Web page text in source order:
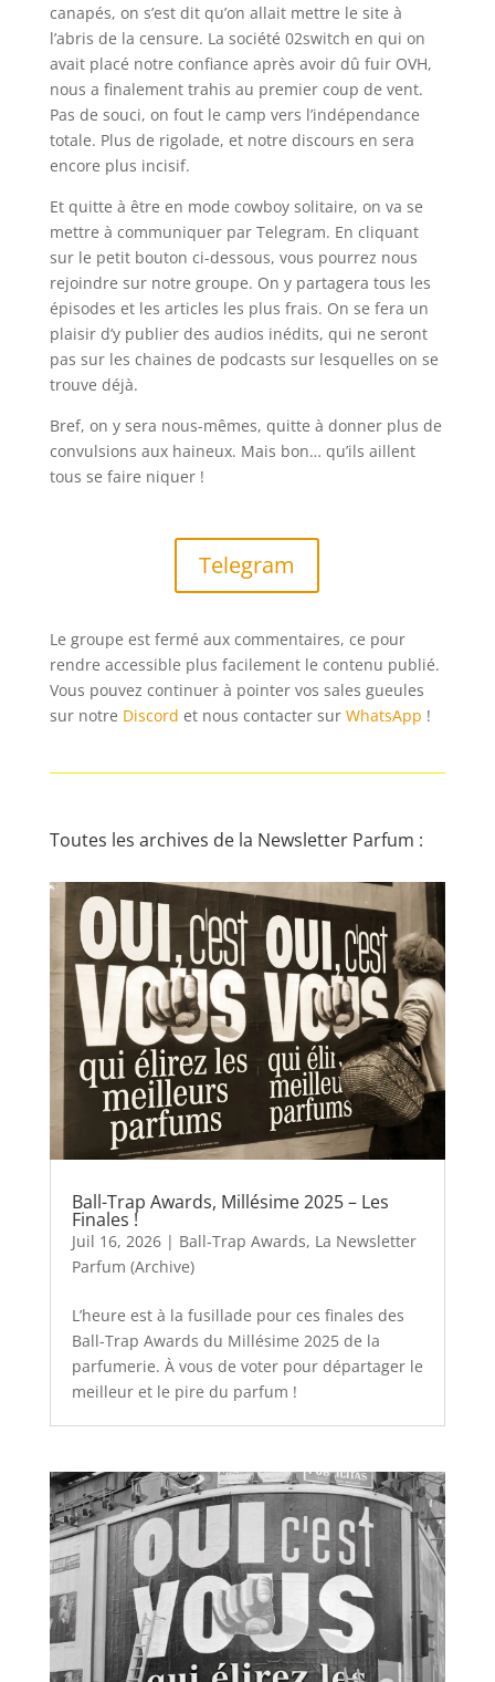
canapés, on s’est dit qu’on allait mettre le site à
l’abris de la censure. La société 02switch en qui on
avait placé notre confiance après avoir dû fuir OVH,
nous a finalement trahis au premier coup de vent.
Pas de souci, on fout le camp vers l’indépendance
totale. Plus de rigolade, et notre discours en sera
encore plus incisif.
Et quitte à être en mode cowboy solitaire, on va se
mettre à communiquer par Telegram. En cliquant
sur le petit bouton ci-dessous, vous pourrez nous
rejoindre sur notre groupe. On y partagera tous les
épisodes et les articles les plus frais. On se fera un
plaisir d’y publier des audios inédits, qui ne seront
pas sur les chaines de podcasts sur lesquelles on se
trouve déjà.
Bref, on y sera nous-mêmes, quitte à donner plus de
convulsions aux haineux. Mais bon… qu’ils aillent
tous se faire niquer !
Telegram
Le groupe est fermé aux commentaires, ce pour
rendre accessible plus facilement le contenu publié.
Vous pouvez continuer à pointer vos sales gueules
sur notre Discord et nous contacter sur WhatsApp !
Toutes les archives de la Newsletter Parfum :
Ball-Trap Awards, Millésime 2025 – Les
Finales !
Juil 16, 2026| Ball-Trap Awards, La Newsletter
Parfum (Archive)
L’heure est à la fusillade pour ces finales des
Ball-Trap Awards du Millésime 2025 de la
parfumerie. À vous de voter pour départager le
meilleur et le pire du parfum !